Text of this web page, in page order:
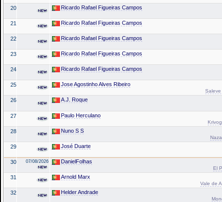
20 Ricardo Rafael Figueiras Campos
21 Ricardo Rafael Figueiras Campos
22 Ricardo Rafael Figueiras Campos
23 Ricardo Rafael Figueiras Campos
24 Ricardo Rafael Figueiras Campos
25 Jose Agostinho Alves Ribeiro
Saleve
26 A.J. Roque
27 Paulo Herculano
28 Nuno S S
29 José Duarte
30 07/08/2026 DanielFolhas
El
31 Arnold Marx
Vale de
32 Helder Andrade